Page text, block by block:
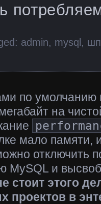
admin, mysql ,
по умолчанию
на
мало памяти,
отключить
MySQL и
стоит этого
проектов в